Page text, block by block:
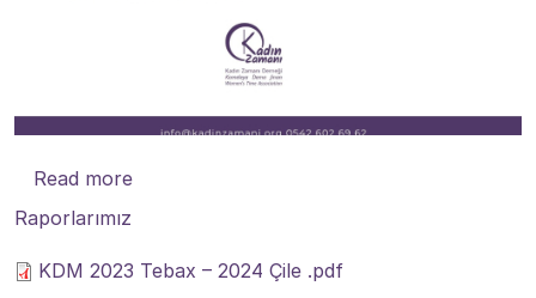
Read moreabout 2023 Tebax – 2024 Çile Rapora
Raporlarımız
KDM 2023 Tebax – 2024 Çile .pdf